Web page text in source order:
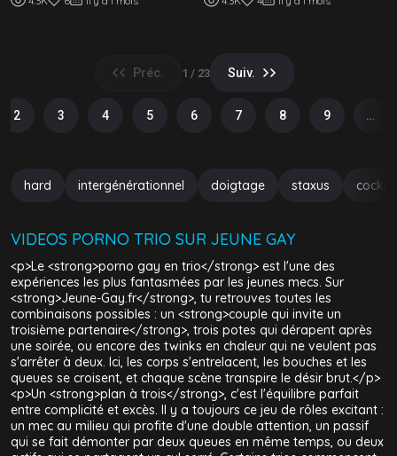
partagent une...
Préc. 1 / 23 Suiv.
2 3 4 5 6 7 8 9 …
hard intergénérationnel doigtage staxus
VIDEOS PORNO TRIO SUR JEUNE GAY
<p>Le <strong>porno gay en trio</strong> est l'une des
expériences les plus fantasmées par les jeunes mecs. Sur
<strong>Jeune-Gay.fr</strong>, tu retrouves toutes les
combinaisons possibles : un <strong>couple qui invite un
troisième partenaire</strong>, trois potes qui dérapent après
une soirée, ou encore des twinks en chaleur qui ne veulent pas
s'arrêter à deux. Ici, les corps s'entrelacent, les bouches et les
queues se croisent, et chaque scène transpire le désir brut.</p>
<p>Un <strong>plan à trois</strong>, c'est l'équilibre parfait
entre complicité et excès. Il y a toujours ce jeu de rôles excitant :
un mec au milieu qui profite d'une double attention, un passif
qui se fait démonter par deux queues en même temps, ou deux